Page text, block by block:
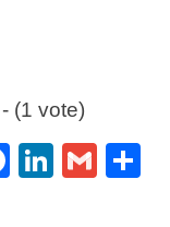
(1 vote)
Facebook
LinkedIn
Gmail